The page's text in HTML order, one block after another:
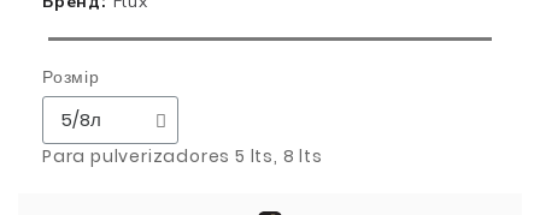
Розмір
Para pulverizadores 5 lts, 8 lts